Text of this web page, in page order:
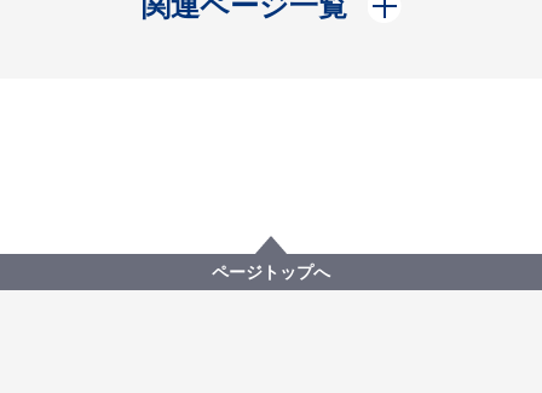
ページトップへ